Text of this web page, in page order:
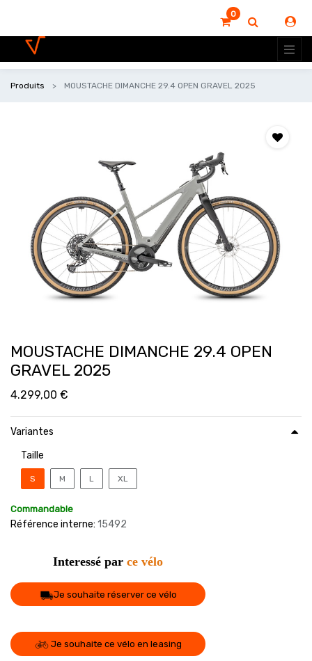
0
Produits MOUSTACHE DIMANCHE 29.4 OPEN GRAVEL 2025
MOUSTACHE DIMANCHE 29.4 OPEN
GRAVEL 2025
4.299,00 €
Variantes
Taille
S M L XL
Commandable
Référence interne: 15492
Interessé par ce vélo
Je souhaite réserver ce vélo
Je souhaite ce vélo en leasing